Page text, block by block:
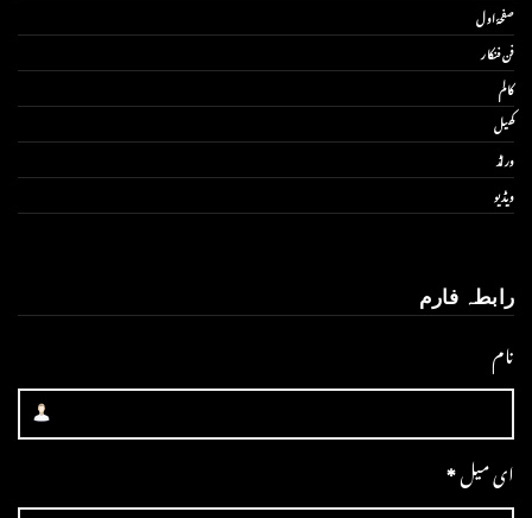
صفحۂ اول
فن فنکار
کالم
کھیل
ورلڈ
ویڈیو
رابطہ فارم
نام
ای میل*